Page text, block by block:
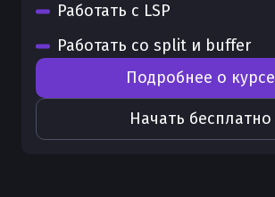
Работать с LSP
Работать со split и buffer
Начать бесплатно
Подробнее о курсе